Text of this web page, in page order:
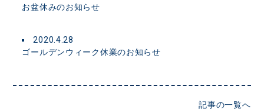
お盆休みのお知らせ
2020.4.28
ゴールデンウィーク休業のお知らせ
記事の一覧へ